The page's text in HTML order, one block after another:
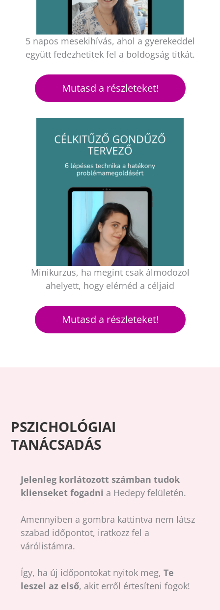
5 napos mesekihívás, ahol a gyerekeddel
együtt fedezhetitek fel a boldogság titkát.
Mutasd a részleteket!
Minikurzus, ha megint csak álmodozol
ahelyett, hogy elérnéd a céljaid
Mutasd a részleteket!
PSZICHOLÓGIAI
TANÁCSADÁS
Jelenleg korlátozott számban tudok
klienseket fogadni a Hedepy felületén.
Amennyiben a gombra kattintva nem látsz
szabad időpontot, iratkozz fel a
várólistámra.
Így, ha új időpontokat nyitok meg,Te
leszel az első, akit erről értesíteni fogok!